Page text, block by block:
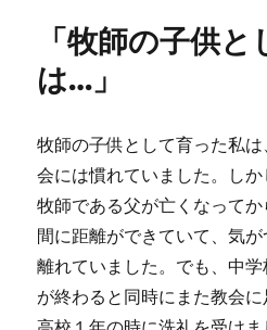
「牧師の子供
は…」
牧師の子供として育った私
会には慣れていました。し
牧師である父が亡くなって
間に距離ができていて、気
離れていました。でも、中
が終わると同時にまた教会に